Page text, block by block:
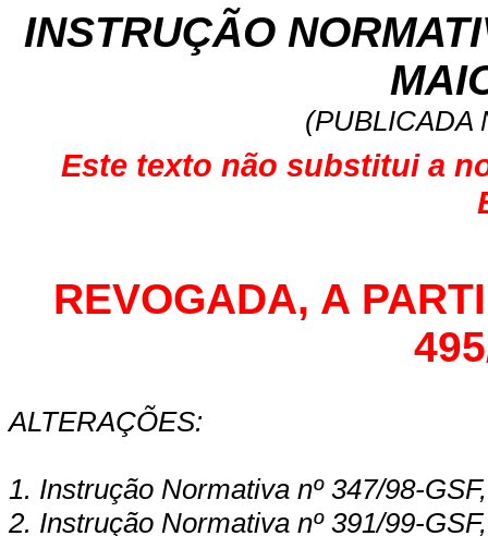
INSTRUÇÃO
(PUBLICADA
Este texto não substitui a
REVOGADA, A
ALTERAÇÕES:
1. Instrução Normativa nº 347/98-
2. Instrução Normativa nº 391/99-